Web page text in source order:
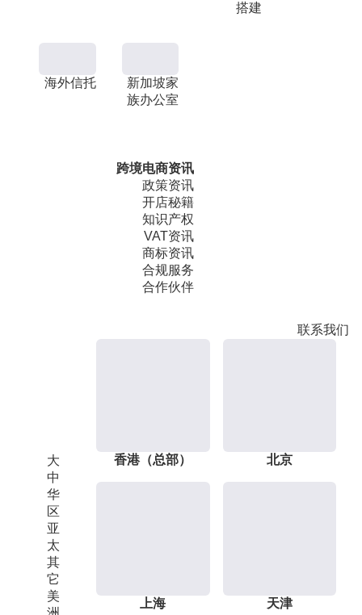
搭建
海外信托
新加坡家
族办公室
跨境电商资讯
政策资讯
开店秘籍
知识产权
VAT资讯
商标资讯
合规服务
合作伙伴
联系我们
大
中
华
区
亚
太
其
它
美
香港（总部） 北京
上海 天津